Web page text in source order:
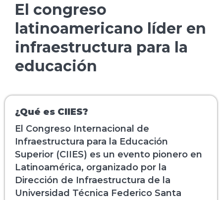
El congreso
latinoamericano líder en
infraestructura para la
educación
¿Qué es CIIES?
El Congreso Internacional de
Infraestructura para la Educación
Superior (CIIES) es un evento pionero en
Latinoamérica, organizado por la
Dirección de Infraestructura de la
Universidad Técnica Federico Santa